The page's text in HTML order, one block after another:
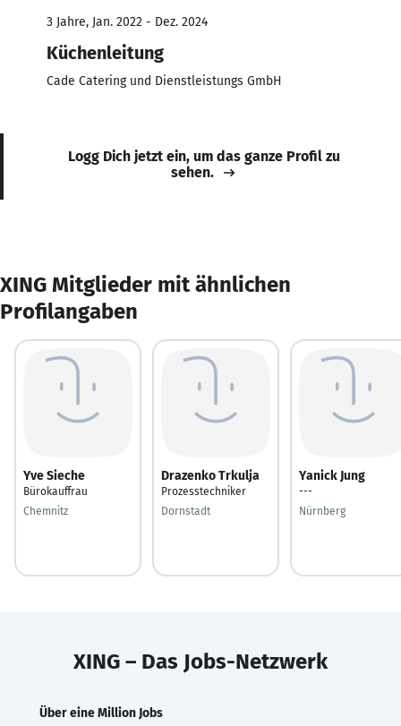
3 Jahre, Jan. 2022 - Dez. 2024
Küchenleitung
Cade Catering und Dienstleistungs GmbH
Logg Dich jetzt ein, um das ganze Profil zu
sehen.
XING Mitglieder mit ähnlichen
Profilangaben
Yve Sieche
Bürokauffrau
Chemnitz
Drazenko Trkulja
Prozesstechniker
Dornstadt
Yanick Jung
---
Nürnberg
XING – Das Jobs-Netzwerk
Über eine Million Jobs